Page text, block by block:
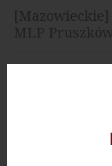
[Mazowieckie]
MLP
[Dolnośląskie]
nowego parku